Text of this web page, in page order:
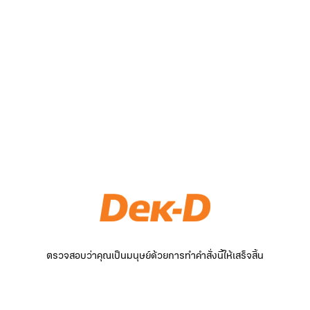
ตรวจสอบว่าคุณเป็นมนุษย์ด้วยการทำคำสั่งนี้ให้เสร็จสิ้น